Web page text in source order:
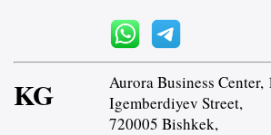
KG
Aurora Business Center,
Igemberdiyev Street,
720005 Bishkek,